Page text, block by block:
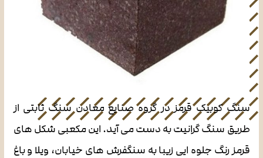
سنگ کوبیک قرمز در گروه صنایع معادن سنگ ثابتی از
طریق سنگ گرانیت به دست می آید. این مکعبی شکل های
قرمز رنگ جلوه ایی زیبا به سنگفرش های خیابان، ویلا و باغ